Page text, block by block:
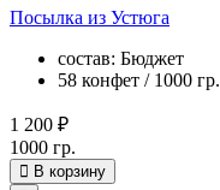
Посылка из Устюга
состав: Бюджет
58 конфет / 1000 гр.
1 200 ₽
1000 гр.
В корзину